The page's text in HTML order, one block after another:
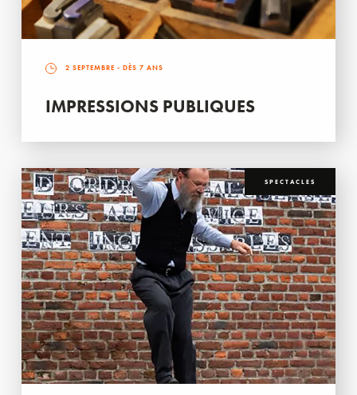
2 SEPTEMBRE - DÈS 7 ANS
IMPRESSIONS PUBLIQUES
SPECTACLES